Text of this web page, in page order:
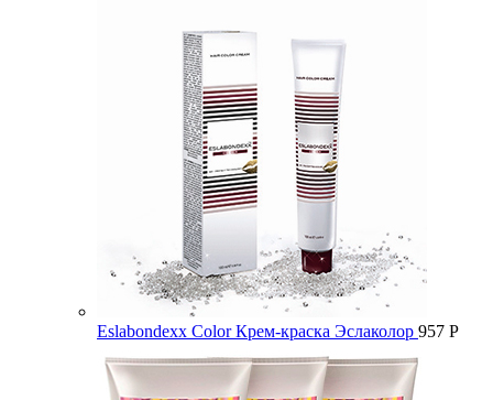
Eslabondexx Color Крем-краска Эслаколор 957 Р